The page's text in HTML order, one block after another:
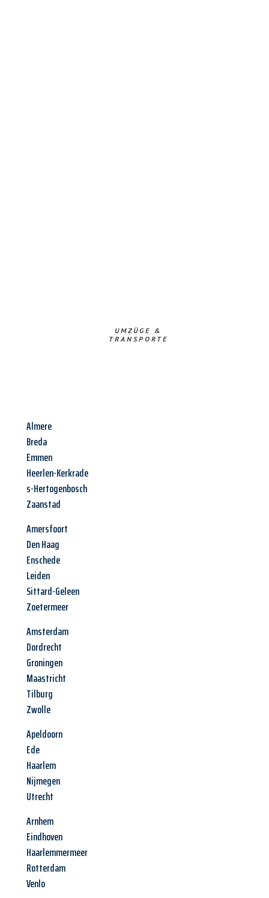
UMZÜGE &
TRANSPORTE
Almere
Breda
Emmen
Heerlen-Kerkrade
s-Hertogenbosch
Zaanstad
Amersfoort
Den Haag
Enschede
Leiden
Sittard-Geleen
Zoetermeer
Amsterdam
Dordrecht
Groningen
Maastricht
Tilburg
Zwolle
Apeldoorn
Ede
Haarlem
Nijmegen
Utrecht
Arnhem
Eindhoven
Haarlemmermeer
Rotterdam
Venlo